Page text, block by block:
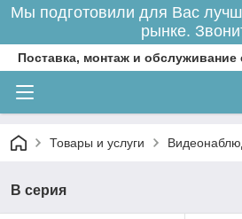
Мы подготовили для Вас
рынке.
Поставка, монтаж и
Товары и услуги
B серия